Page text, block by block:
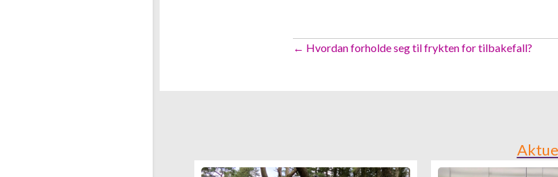
Posts
← Hvordan forholde seg til frykten for tilbakefall?